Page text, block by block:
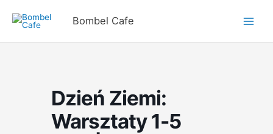
Bombel Cafe
Dzień Ziemi:
Warsztaty 1-5